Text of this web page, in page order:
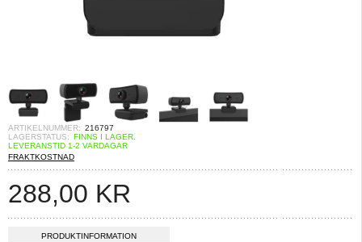
ARTIKELNUMMER: 216797
LAGERSTATUS: FINNS I LAGER.
LEVERANSTID 1-2 VARDAGAR
FRAKTKOSTNAD
288,00 KR
PRODUKTINFORMATION